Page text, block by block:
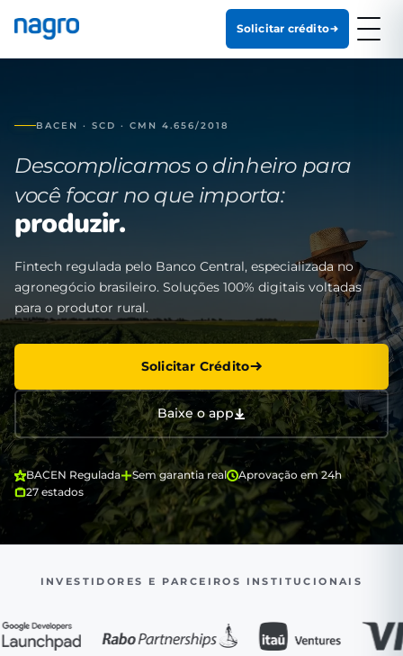
Solicitar crédito
BACEN · SCD · CMN 4.656/2018
Descomplicamos o dinheiro para
você focar no que importa:
produzir.
Fintech regulada pelo Banco Central, especializada no
agronegócio brasileiro. Soluções 100% digitais voltadas
para o produtor rural.
Solicitar Crédito
Baixe o app
BACEN Regulada Sem garantia real
Aprovação em 24h
27 estados
INVESTIDORES E PARCEIROS INSTITUCIONAIS